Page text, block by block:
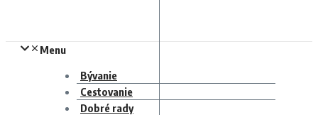
Menu
Bývanie
Cestovanie
Dobré rady